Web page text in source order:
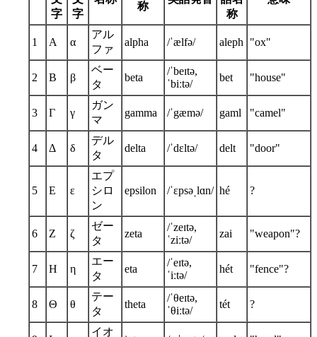
字
字
称
称
1 Α α
アル
ファ
alpha /ˈælfə/ aleph "ox"
2 Β β
ベー
タ
beta
/ˈbeɪtə,
ˈbiːtə/
bet "house"
3 Γ γ
ガン
マ
gamma /ˈgæmə/ gaml "camel"
4 Δ δ
デル
タ
delta /ˈdɛltə/ delt "door"
5 Ε ε
エプ
シロ
ン
epsilon /ˈɛpsəˌlɑn/ hé ?
6 Ζ ζ
ゼー
タ
zeta
/ˈzeɪtə,
ˈziːtə/
zai "weapon"?
7 Η η
エー
タ
eta
/ˈeɪtə,
ˈiːtə/
hét "fence"?
8 Θ θ
テー
タ
theta
/ˈθeɪtə,
ˈθiːtə/
tét ?
イオ